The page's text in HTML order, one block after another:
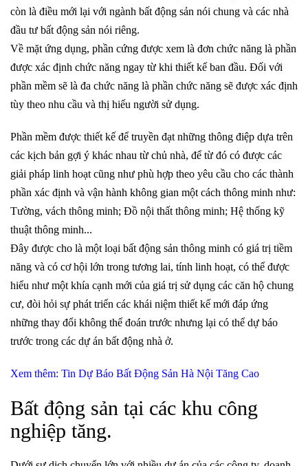
còn là điều mới lại với ngành bất động sản nói chung và các nhà
đầu tư bất động sản nói riêng.
Về mặt ứng dụng, phần cứng được xem là đơn chức năng là phần
được xác định chức năng ngay từ khi thiết kế ban đầu. Đối với
phần mềm sẽ là đa chức năng là phần chức năng sẽ được xác định
tùy theo nhu cầu và thị hiếu người sử dụng.
Phần mềm được thiết kế để truyền đạt những thông điệp dựa trên
các kịch bản gợi ý khác nhau từ chủ nhà, để từ đó có được các
giải pháp linh hoạt cũng như phù hợp theo yêu cầu cho các thành
phần xác định và vận hành không gian một cách thông minh như:
Tường, vách thông minh; Đồ nội thất thông minh; Hệ thống kỹ
thuật thông minh...
Đây được cho là một loại bất động sản thông minh có giá trị tiềm
năng và có cơ hội lớn trong tương lai, tính linh hoạt, có thể được
hiểu như một khía cạnh mới của giá trị sử dụng các căn hộ chung
cư, đòi hỏi sự phát triển các khái niệm thiết kế mới đáp ứng
những thay đổi không thể đoán trước nhưng lại có thể dự báo
trước trong các dự án bất động nhà ở.
Xem thêm: Tin Dự Báo Bất Động Sản Hà Nội Tăng Cao
Bất động sản tại các khu công
nghiệp tăng.